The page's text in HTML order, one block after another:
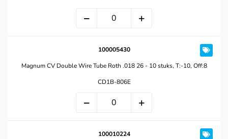
100005430
Magnum CV Double Wire Tube Roth .018 26 - 10 stuks, T:-10, Off:8
CD1B-806E
100010224